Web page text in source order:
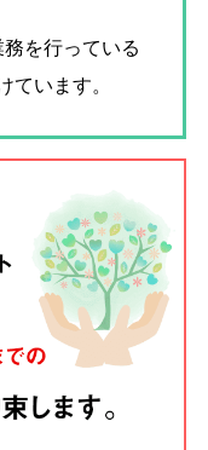
を行っている
います。